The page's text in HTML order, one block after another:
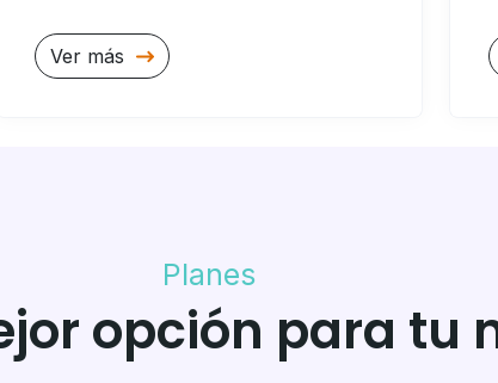
Ver más
Planes
opción para tu